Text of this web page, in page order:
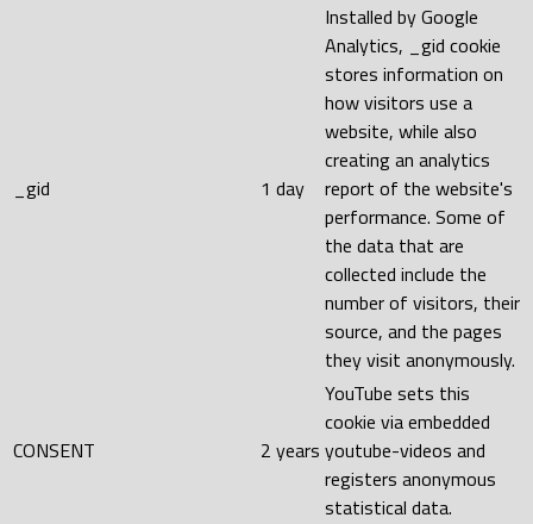
_gid 1 day
Installed by Google
Analytics, _gid cookie
stores information on
how visitors use a
website, while also
creating an analytics
report of the website's
performance. Some of
the data that are
collected include the
number of visitors, their
source, and the pages
they visit anonymously.
CONSENT 2 years
YouTube sets this
cookie via embedded
youtube-videos and
registers anonymous
statistical data.